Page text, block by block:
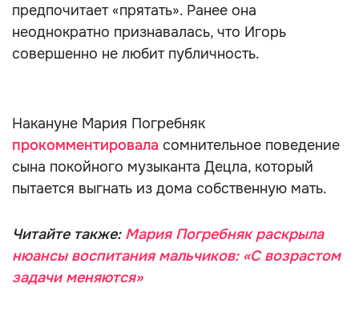
предпочитает «прятать». Ранее она
неоднократно признавалась, что Игорь
совершенно не любит публичность.
Накануне Мария Погребняк
прокомментировала сомнительное поведение
сына покойного музыканта Децла, который
пытается выгнать из дома собственную мать.
Читайте также: Мария Погребняк раскрыла
нюансы воспитания мальчиков: «С возрастом
задачи меняются»